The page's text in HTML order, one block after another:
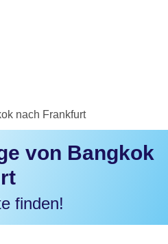
nach Frankfurt
von Bangkok
finden!